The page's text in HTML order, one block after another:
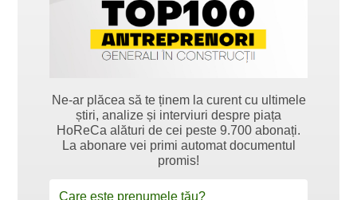
Ne-ar plăcea să te ținem la curent cu ultimele
știri, analize și interviuri despre piața
HoReCa alături de cei peste 9.700 abonați.
La abonare vei primi automat documentul
promis!